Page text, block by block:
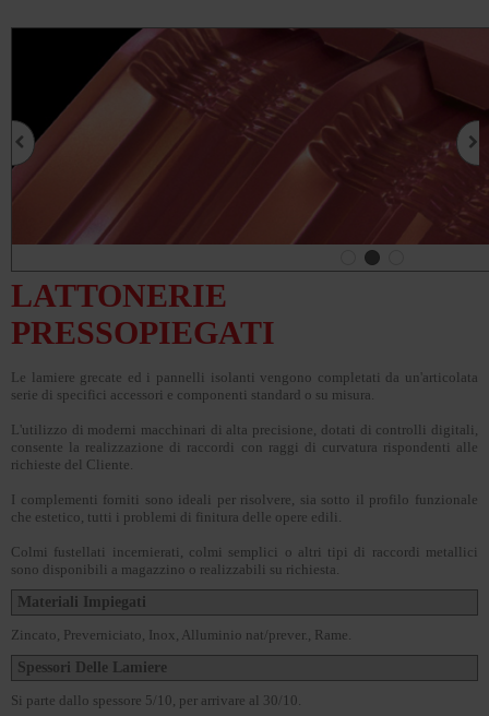
LATTONERIE
PRESSOPIEGATI
Le lamiere grecate ed i pannelli isolanti vengono completati da un'articolata
serie di specifici accessori e componenti standard o su misura.
L'utilizzo di moderni macchinari di alta precisione, dotati di controlli digitali,
consente la realizzazione di raccordi con raggi di curvatura rispondenti alle
richieste del Cliente.
I complementi forniti sono ideali per risolvere, sia sotto il profilo funzionale
che estetico, tutti i problemi di finitura delle opere edili.
Colmi fustellati incernierati, colmi semplici o altri tipi di raccordi metallici
sono disponibili a magazzino o realizzabili su richiesta.
Materiali Impiegati
Zincato, Preverniciato, Inox, Alluminio nat/prever., Rame.
Spessori Delle Lamiere
Si parte dallo spessore 5/10, per arrivare al 30/10.